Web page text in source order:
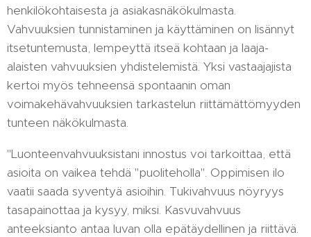
henkilökohtaisesta ja asiakasnäkökulmasta.
Vahvuuksien tunnistaminen ja käyttäminen on lisännyt
itsetuntemusta, lempeyttä itseä kohtaan ja laaja-
alaisten vahvuuksien yhdistelemistä. Yksi vastaajajista
kertoi myös tehneensä spontaanin oman
voimakehävahvuuksien tarkastelun riittämättömyyden
tunteen näkökulmasta.
"Luonteenvahvuuksistani innostus voi tarkoittaa, että
asioita on vaikea tehdä "puoliteholla". Oppimisen ilo
vaatii saada syventyä asioihin. Tukivahvuus nöyryys
tasapainottaa ja kysyy, miksi. Kasvuvahvuus
anteeksianto antaa luvan olla epätäydellinen ja riittävä.